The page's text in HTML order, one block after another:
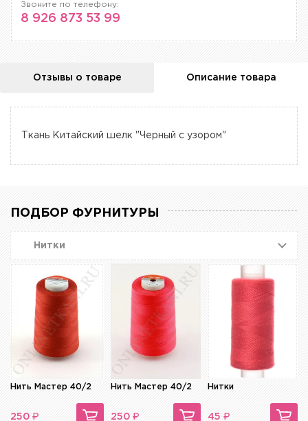
Звоните по телефону:
8 926 873 53 99
Отзывы о товаре Описание товара
Ткань Китайский шелк "Черный с узором"
ПОДБОР ФУРНИТУРЫ
Нитки
Нить Мастер 40/2
250 ₽
Нить Мастер 40/2
250 ₽
Нитки
45 ₽